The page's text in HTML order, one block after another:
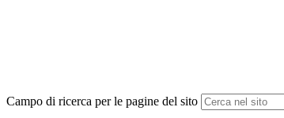
Campo di ricerca per le pagine del sito